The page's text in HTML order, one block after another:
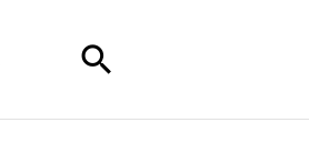
search